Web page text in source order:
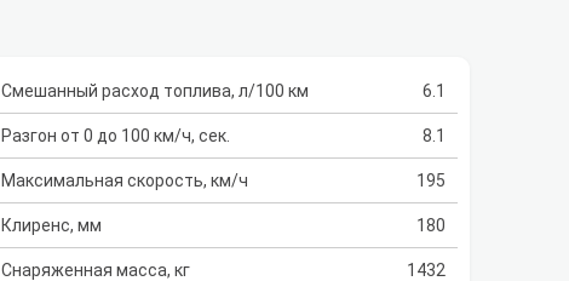
Смешанный расход топлива, л/100 км 6.1
Разгон от 0 до 100 км/ч, сек. 8.1
Максимальная скорость, км/ч 195
Клиренс, мм 180
Снаряженная масса, кг 1432